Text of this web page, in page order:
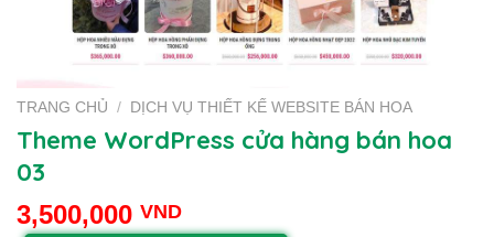
TRANG CHỦ / DỊCH VỤ THIẾT KẾ WEBSITE BÁN HOA
Theme WordPress cửa hàng bán hoa
03
3,500,000 VND